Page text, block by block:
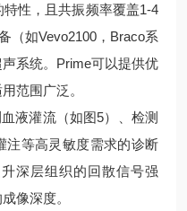
性，且共振频率覆盖1-4
（如Vevo2100，Braco系
系统。Prime可以提供优
范围广泛。
灌流（如图5）、检测
注等高灵敏度需求的诊断
深层组织的回散信号强
像深度。